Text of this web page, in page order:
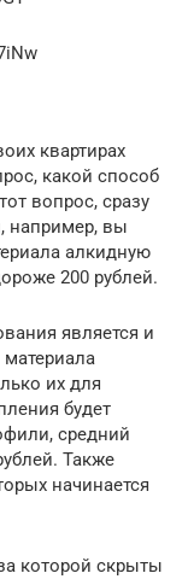
квартирах
какой способ
вопрос, сразу
например, вы
алкидную
200 рублей.
является и
материала
их для
будет
средний
Также
начинается
которой скрыты